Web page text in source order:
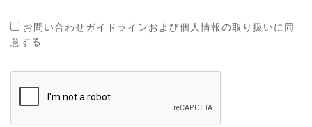
お問い合わせガイドラインおよび個人情報の取り扱いに同
意する